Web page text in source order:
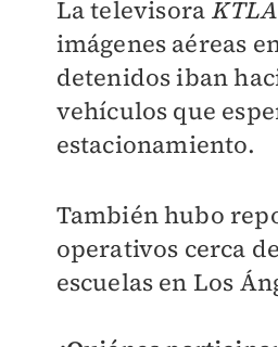
La televisora KTLA
imágenes aéreas
detenidos iban
vehículos que
estacionamiento.
También hubo
operativos cerca
escuelas en Los